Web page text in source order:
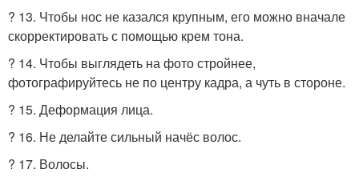
? 13. Чтобы нос не казался крупным, его можно вначале
скорректировать с помощью крем тона.
? 14. Чтобы выглядеть на фото стройнее,
фотографируйтесь не по центру кадра, а чуть в стороне.
? 15. Деформация лица.
? 16. Не делайте сильный начёс волос.
? 17. Волосы.